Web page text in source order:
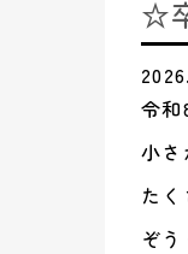
☆
令和
小
た
ぞ